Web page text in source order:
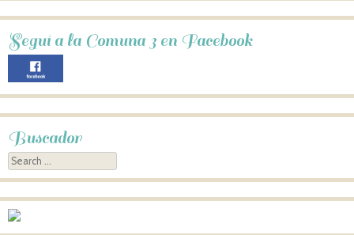
Seguí a la Comuna 3 en Facebook
Buscador
Search